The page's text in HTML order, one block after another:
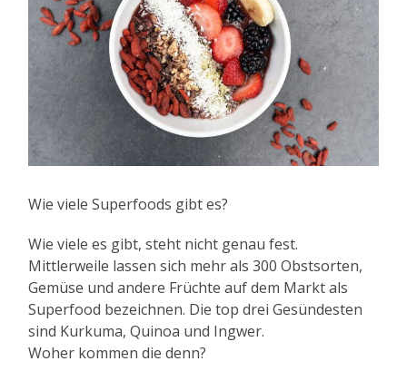
Wie viele Superfoods gibt es?
Wie viele es gibt, steht nicht genau fest.
Mittlerweile lassen sich mehr als 300 Obstsorten,
Gemüse und andere Früchte auf dem Markt als
Superfood bezeichnen. Die top drei Gesündesten
sind Kurkuma, Quinoa und Ingwer.
Woher kommen die denn?